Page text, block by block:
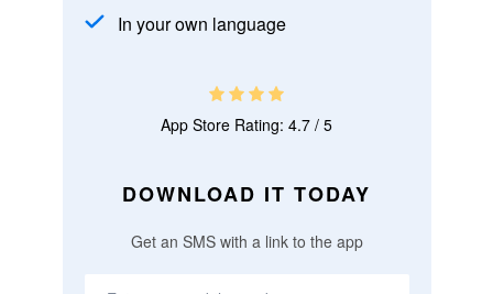
In your own language
App Store Rating: 4.7 / 5
DOWNLOAD IT TODAY
Get an SMS with a link to the app